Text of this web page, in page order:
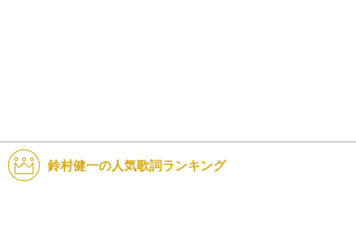
鈴村健一の人気歌詞ランキング